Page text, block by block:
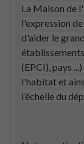
La Maison de
l'expression
d'aider le
(EPCI), pays
l'habitat et
l’échelle du